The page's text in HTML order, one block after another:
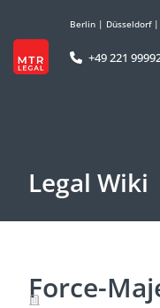
Berlin | Düsseldorf|
+49 221
Legal Wiki
Force-